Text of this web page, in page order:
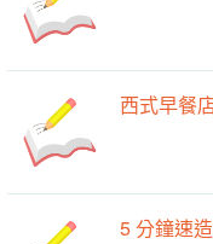
西式早餐
5 分鐘速